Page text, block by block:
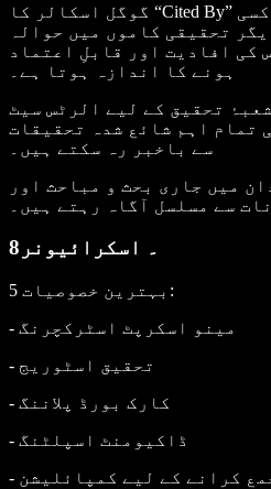
گوگل اسکالر کا “Cited By” فیچر یہ دکھاتا ہے کہ کسی
تحقیقی کاموں میں حوالہ
کی افادیت اور قابلِ اعتماد
ہونے کا اندازہ ہوتا ہے۔
تحقیق کے لیے الرٹس سیٹ
تمام اہم شائع شدہ تحقیقات
سے باخبر رہ سکتے ہیں۔
میں جاری بحث و مباحث اور
سے مسلسل آگاہ رہتے ہیں۔
8۔ اسکرائیونر
5 بہترین خصوصیات :
- مینو اسکرپٹ اسٹرکچرنگ
- تحقیق اسٹوریج
- کارک بورڈ پلاننگ
- ڈاکیومنٹ اسپلٹنگ
جمع کرانے کے لیے کمپائلیشن